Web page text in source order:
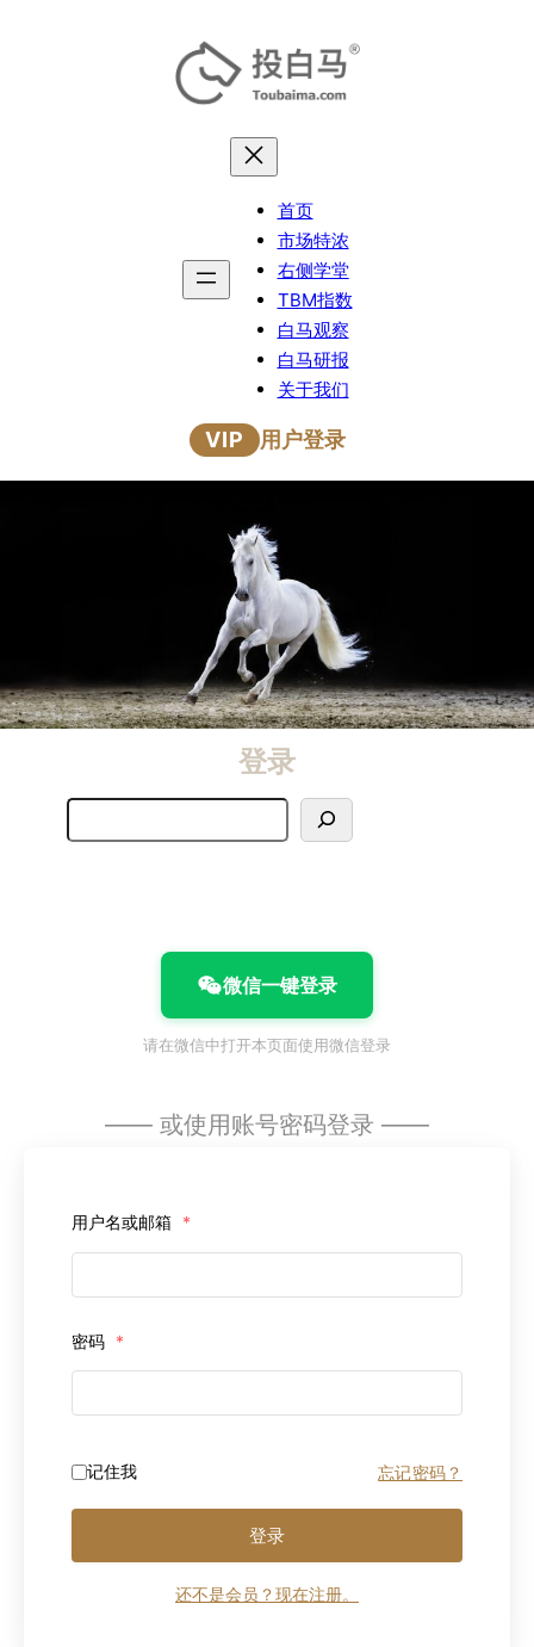
首页
市场特浓
右侧学堂
TBM指数
白马观察
白马研报
关于我们
VIP 用户登录
登录
微信一键登录
请在微信中打开本页面使用微信登录
—— 或使用账号密码登录 ——
用户名或邮箱 *
密码 *
记住我 忘记密码？
登录
还不是会员？现在注册。